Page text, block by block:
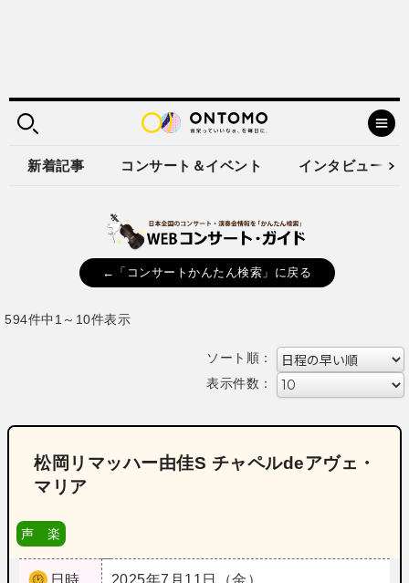
新着記事 コンサート＆イベント インタビュー
←「コンサートかんたん検索」に戻る
594件中1～10件表示
ソート順：
表示件数：
松岡リマッハー由佳S チャペルdeアヴェ・
マリア
声 楽
日時
2025年7月11日（金）